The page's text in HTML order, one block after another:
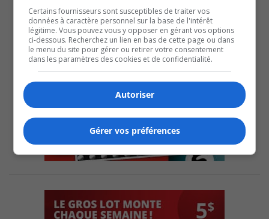
Certains fournisseurs sont susceptibles de traiter vos
données à caractère personnel sur la base de l'intérêt
légitime. Vous pouvez vous y opposer en gérant vos options
ci-dessous. Recherchez un lien en bas de cette page ou dans
le menu du site pour gérer ou retirer votre consentement
dans les paramètres des cookies et de confidentialité.
Autoriser
Gérer vos préférences